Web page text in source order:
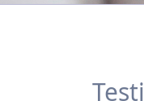
Testi